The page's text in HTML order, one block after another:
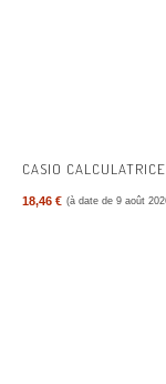
CASIO
18,46 € (à date de 9 août